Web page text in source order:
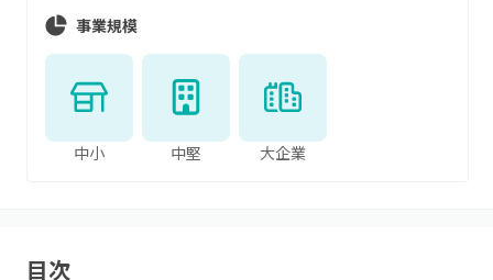
事業規模
中小 中堅 大企業
目次